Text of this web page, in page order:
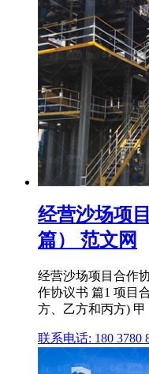
经营沙场项
篇） 范文网
经营沙场项目合作
作协议书 篇1 项目
方、乙方和丙方) 甲
联系电话: 180 3780